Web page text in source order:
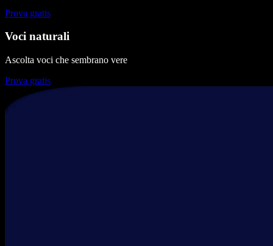
Prova gratis
Voci naturali
Ascolta voci che sembrano vere
Prova gratis